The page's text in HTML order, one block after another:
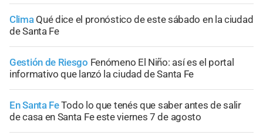
Clima Qué dice el pronóstico de este sábado en la ciudad
de Santa Fe
Gestión de Riesgo Fenómeno El Niño: así es el portal
informativo que lanzó la ciudad de Santa Fe
En Santa FeTodo lo que tenés que saber antes de salir
de casa en Santa Fe este viernes 7 de agosto